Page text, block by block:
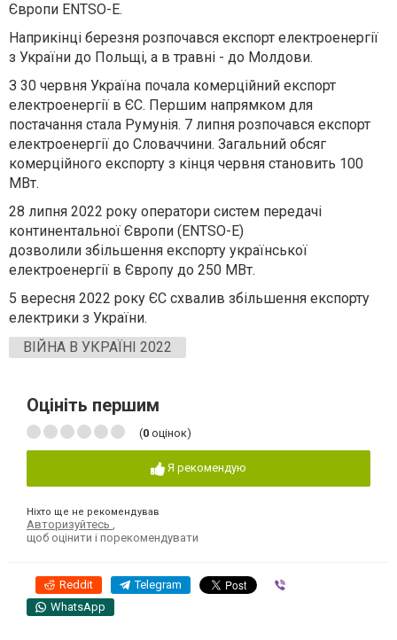
Європи ENTSO-E.
Наприкінці березня розпочався експорт електроенергії
з України до Польщі, а в травні - до Молдови.
З 30 червня Україна почала комерційний експорт
електроенергії в ЄС. Першим напрямком для
постачання стала Румунія. 7 липня розпочався експорт
електроенергії до Словаччини. Загальний обсяг
комерційного експорту з кінця червня становить 100
МВт.
28 липня 2022 року оператори систем передачі
континентальної Європи (ENTSO-E)
дозволили збільшення експорту української
електроенергії в Європу до 250 МВт.
5 вересня 2022 року ЄС схвалив збільшення експорту
електрики з України.
ВІЙНА В УКРАЇНІ 2022
Оцініть першим
(0 оцінок)
Я рекомендую
Ніхто ще не рекомендував
Авторизуйтесь
щоб оцінити і порекомендувати
Reddit Telegram
WhatsApp